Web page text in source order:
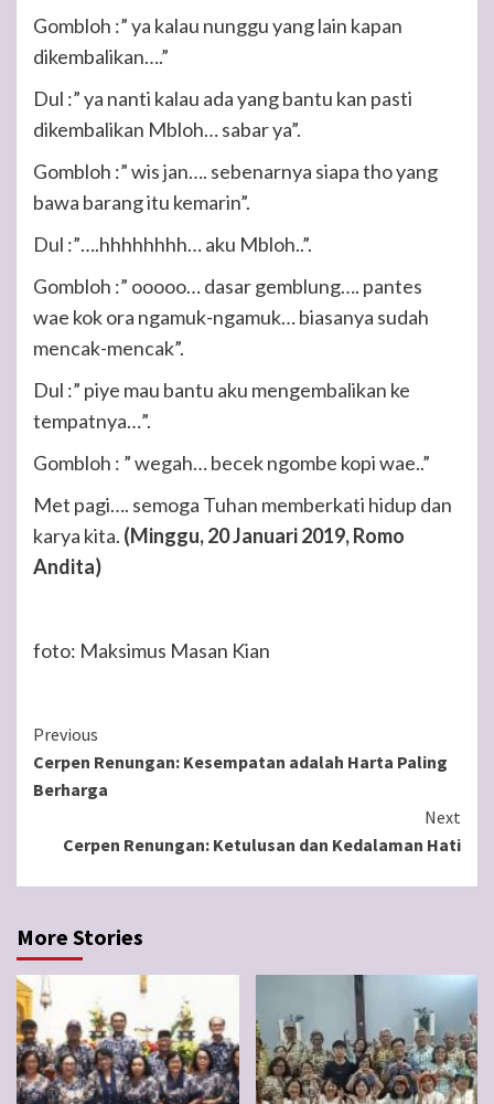
Gombloh :” ya kalau nunggu yang lain kapan
dikembalikan….”
Dul :” ya nanti kalau ada yang bantu kan pasti
dikembalikan Mbloh… sabar ya”.
Gombloh :” wis jan…. sebenarnya siapa tho yang
bawa barang itu kemarin”.
Dul :”….hhhhhhhh… aku Mbloh..”.
Gombloh :” ooooo… dasar gemblung…. pantes
wae kok ora ngamuk-ngamuk… biasanya sudah
mencak-mencak”.
Dul :” piye mau bantu aku mengembalikan ke
tempatnya…”.
Gombloh : ” wegah… becek ngombe kopi wae..”
Met pagi…. semoga Tuhan memberkati hidup dan
karya kita. (Minggu, 20 Januari 2019, Romo
Andita)
foto: Maksimus Masan Kian
Continue
Reading
Previous
Cerpen Renungan: Kesempatan adalah Harta Paling
Berharga
Next
Cerpen Renungan: Ketulusan dan Kedalaman Hati
More Stories